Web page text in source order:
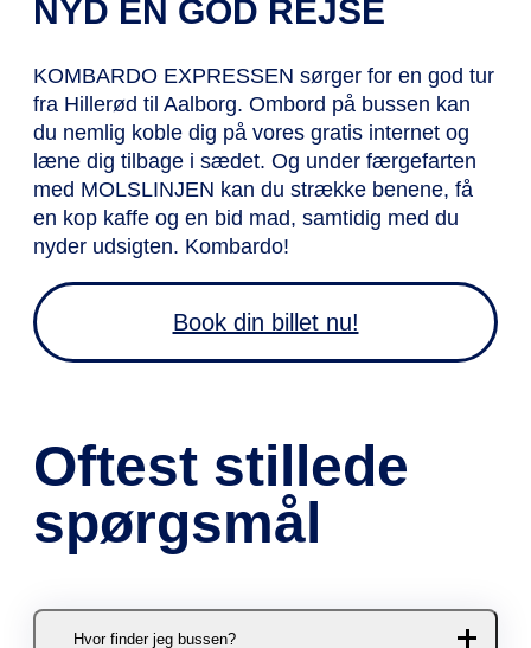
NYD EN GOD REJSE
KOMBARDO EXPRESSEN sørger for en god tur
fra Hillerød til Aalborg. Ombord på bussen kan
du nemlig koble dig på vores gratis internet og
læne dig tilbage i sædet. Og under færgefarten
med MOLSLINJEN kan du strække benene, få
en kop kaffe og en bid mad, samtidig med du
nyder udsigten. Kombardo!
Book din billet nu!
Oftest stillede
spørgsmål
Hvor finder jeg bussen?